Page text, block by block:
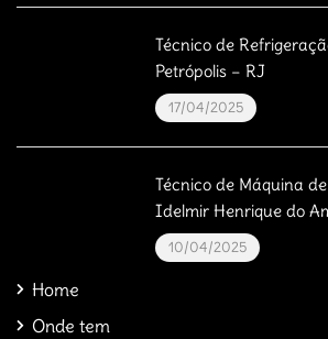
Técnico de
Petrópolis – RJ
17/04/2025
Técnico de Máquina
Idelmir Henrique do
10/04/2025
Home
Onde tem